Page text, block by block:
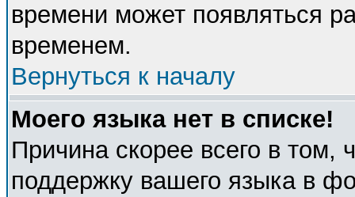
времени может появляться
временем.
Вернуться к началу
Моего языка нет в списке!
Причина скорее всего в том,
поддержку вашего языка в